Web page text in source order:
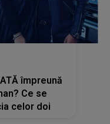
împreună
Ce se
celor doi